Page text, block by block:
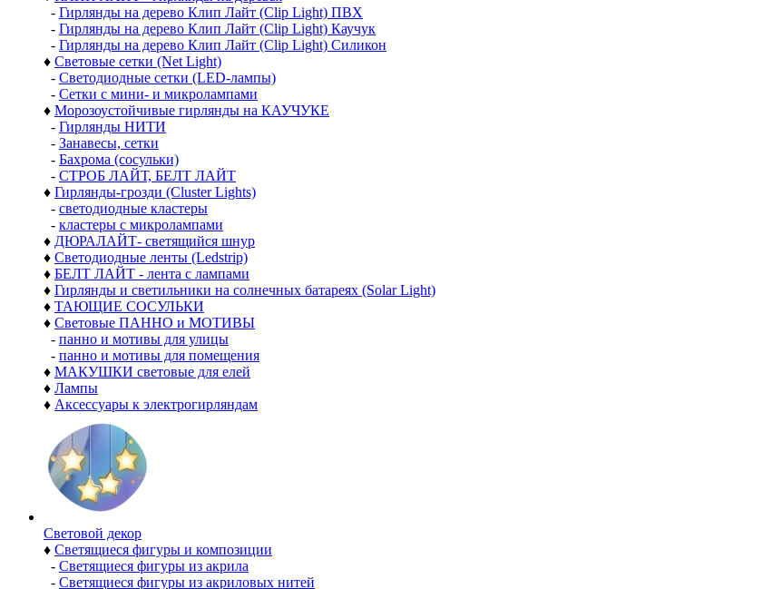
- Гирлянды на дерево Клип Лайт (Clip Light) ПВХ
- Гирлянды на дерево Клип Лайт (Clip Light) Каучук
- Гирлянды на дерево Клип Лайт (Clip Light) Силикон
♦ Световые сетки (Net Light)
- Светодиодные сетки (LED-лампы)
- Сетки с мини- и микролампами
♦ Морозоустойчивые гирлянды на КАУЧУКЕ
- Гирлянды НИТИ
- Занавесы, сетки
- Бахрома (сосульки)
- СТРОБ ЛАЙТ, БЕЛТ ЛАЙТ
♦ Гирлянды-грозди (Cluster Lights)
- светодиодные кластеры
- кластеры с микролампами
♦ ДЮРАЛАЙТ- светящийся шнур
♦ Светодиодные ленты (Ledstrip)
♦ БЕЛТ ЛАЙТ - лента с лампами
♦ Гирлянды и светильники на солнечных батареях (Solar Light)
♦ ТАЮЩИЕ СОСУЛЬКИ
♦ Световые ПАННО и МОТИВЫ
- панно и мотивы для улицы
- панно и мотивы для помещения
♦ МАКУШКИ световые для елей
♦ Лампы
♦ Аксессуары к электрогирляндам
Световой декор
♦ Светящиеся фигуры и композиции
- Светящиеся фигуры из акрила
- Светящиеся фигуры из акриловых нитей